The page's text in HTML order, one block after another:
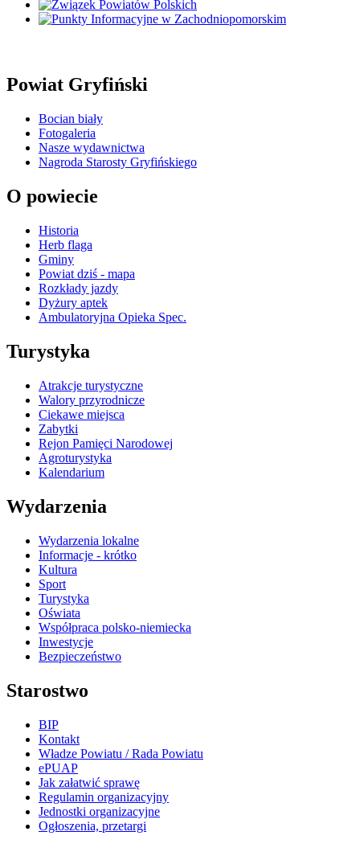
Powiat Gryfiński
Bocian biały
Fotogaleria
Nasze wydawnictwa
Nagroda Starosty Gryfińskiego
O powiecie
Historia
Herb flaga
Gminy
Powiat dziś - mapa
Rozkłady jazdy
Dyżury aptek
Ambulatoryjna Opieka Spec.
Turystyka
Atrakcje turystyczne
Walory przyrodnicze
Ciekawe miejsca
Zabytki
Rejon Pamięci Narodowej
Agroturystyka
Kalendarium
Wydarzenia
Wydarzenia lokalne
Informacje - krótko
Kultura
Sport
Turystyka
Oświata
Współpraca polsko-niemiecka
Inwestycje
Bezpieczeństwo
Starostwo
BIP
Kontakt
Władze Powiatu / Rada Powiatu
ePUAP
Jak załatwić sprawę
Regulamin organizacyjny
Jednostki organizacyjne
Ogłoszenia, przetargi